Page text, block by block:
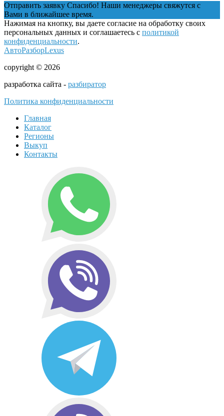
Отправить заявку Спасибо! Наши менеджеры свяжутся с
Вами в ближайшее время.
Нажимая на кнопку, вы даете согласие на обработку своих
персональных данных и соглашаетесь с политикой
конфиденциальности.
АвтоРазборLexus
copyright © 2026
разработка сайта - разбиратор
Политика конфиденциальности
Главная
Каталог
Регионы
Выкуп
Контакты